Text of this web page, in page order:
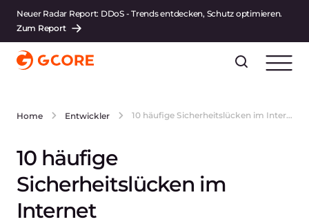
Neuer Radar Report: DDoS - Trends entdecken, Schutz optimieren.
Zum Report
Home Entwickler 10 häufige Sicherheitslücken im Internet
10 häufige
Sicherheitslücken im
Internet